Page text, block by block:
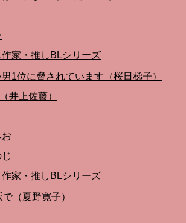
作家・推しBLシリーズ
1位に脅されています（桜日梯子）
井上佐藤）
作家・推しBLシリーズ
（夏野寛子）